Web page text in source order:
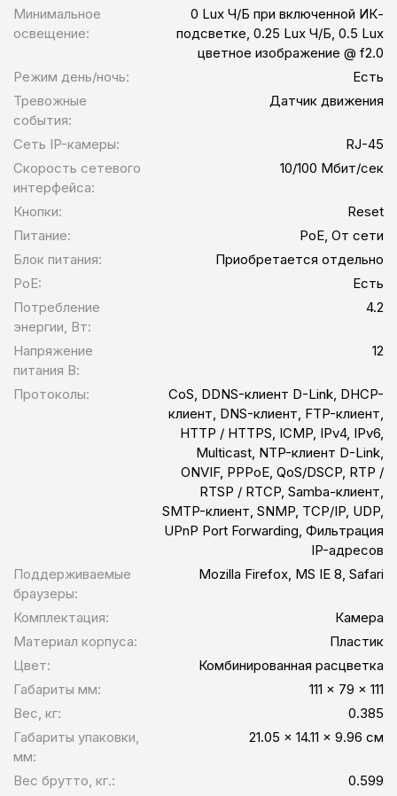
Минимальное
освещение:
0 Lux Ч/Б при включенной ИК-
подсветке, 0.25 Lux Ч/Б, 0.5 Lux
цветное изображение @ f2.0
Режим день/ночь:
Есть
Тревожные
события:
Датчик движения
Сеть IP-камеры:
RJ-45
Скорость сетевого
интерфейса:
10/100 Мбит/сек
Кнопки:
Reset
Питание:
PoE, От сети
Блок питания:
Приобретается отдельно
PoE:
Есть
Потребление
энергии, Вт:
4.2
Напряжение
питания В:
12
Протоколы:
CoS, DDNS-клиент D-Link, DHCP-
клиент, DNS-клиент, FTP-клиент,
HTTP / HTTPS, ICMP, IPv4, IPv6,
Multicast, NTP-клиент D-Link,
ONVIF, PPPoE, QoS/DSCP, RTP /
RTSP / RTCP, Samba-клиент,
SMTP-клиент, SNMP, TCP/IP, UDP,
UPnP Port Forwarding, Фильтрация
IP-адресов
Поддерживаемые
браузеры:
Mozilla Firefox, MS IE 8, Safari
Комплектация:
Камера
Материал корпуса:
Пластик
Цвет:
Комбинированная расцветка
Габариты мм:
111 x 79 x 111
Вес, кг:
0.385
Габариты упаковки,
мм:
21.05 x 14.11 x 9.96 см
Вес брутто, кг.:
0.599